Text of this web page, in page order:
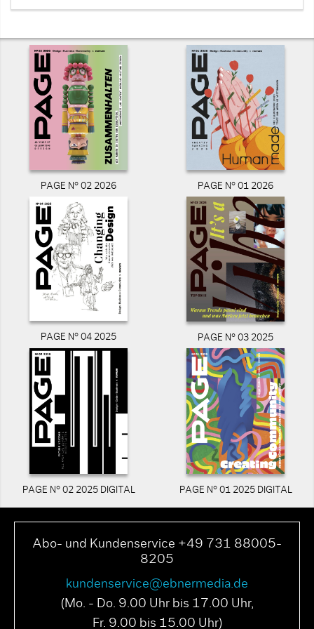
PAGE N° 02 2026 PAGE N° 01 2026
PAGE N° 04 2025 PAGE N° 03 2025
PAGE N° 02 2025 DIGITAL PAGE N° 01 2025 DIGITAL
Abo- und Kundenservice +49 731 88005-
8205
kundenservice@ebnermedia.de
(Mo. - Do. 9.00 Uhr bis 17.00 Uhr,
Fr. 9.00 bis 15.00 Uhr)